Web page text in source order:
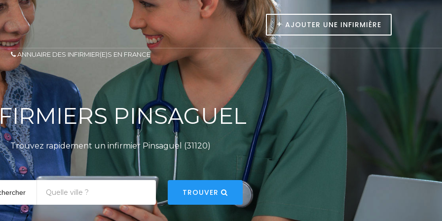
+ AJOUTER UNE INFIRMIÈRE
ANNUAIRE DES INFIRMIER(E)S EN FRANCE
PINSAGUEL
Trouvez rapidement un infirmier Pinsaguel (31120)
TROUVER